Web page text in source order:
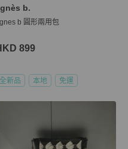
b.
b 圓形兩用包
899
全新品 本地 免運